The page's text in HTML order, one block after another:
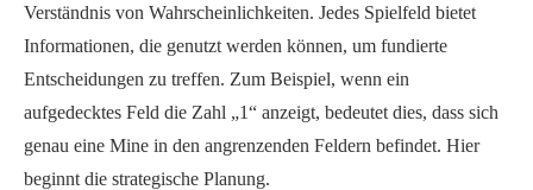
Verständnis von Wahrscheinlichkeiten. Jedes Spielfeld bietet
Informationen, die genutzt werden können, um fundierte
Entscheidungen zu treffen. Zum Beispiel, wenn ein
aufgedecktes Feld die Zahl „1“ anzeigt, bedeutet dies, dass sich
genau eine Mine in den angrenzenden Feldern befindet. Hier
beginnt die strategische Planung.